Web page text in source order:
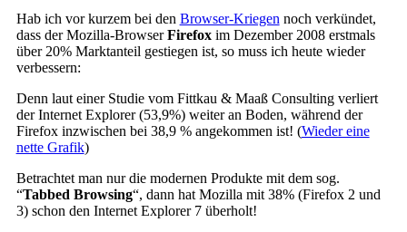
Hab ich vor kurzem bei den Browser-Kriegen noch verkündet,
dass der Mozilla-BrowserFirefox im Dezember 2008 erstmals
über 20% Marktanteil gestiegen ist, so muss ich heute wieder
verbessern:
Denn laut einer Studie vom Fittkau & Maaß Consulting verliert
der Internet Explorer (53,9%) weiter an Boden, während der
Firefox inzwischen bei 38,9 % angekommen ist! (Wieder eine
nette Grafik)
Betrachtet man nur die modernen Produkte mit dem sog.
“Tabbed Browsing“, dann hat Mozilla mit 38% (Firefox 2 und
3) schon den Internet Explorer 7 überholt!